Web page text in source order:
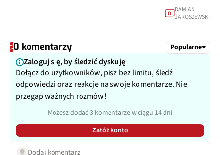
0
DAMIAN
JAROSZEWSKI
0 komentarzy Popularne
Zaloguj się, by śledzić dyskuję
Dołącz do użytkowników, pisz bez limitu, śledź
odpowiedzi oraz reakcje na swoje komentarze. Nie
przegap ważnych rozmów!
Możesz dodać 3 komentarze w ciągu 14 dni
Załóż konto
Dodaj komentarz